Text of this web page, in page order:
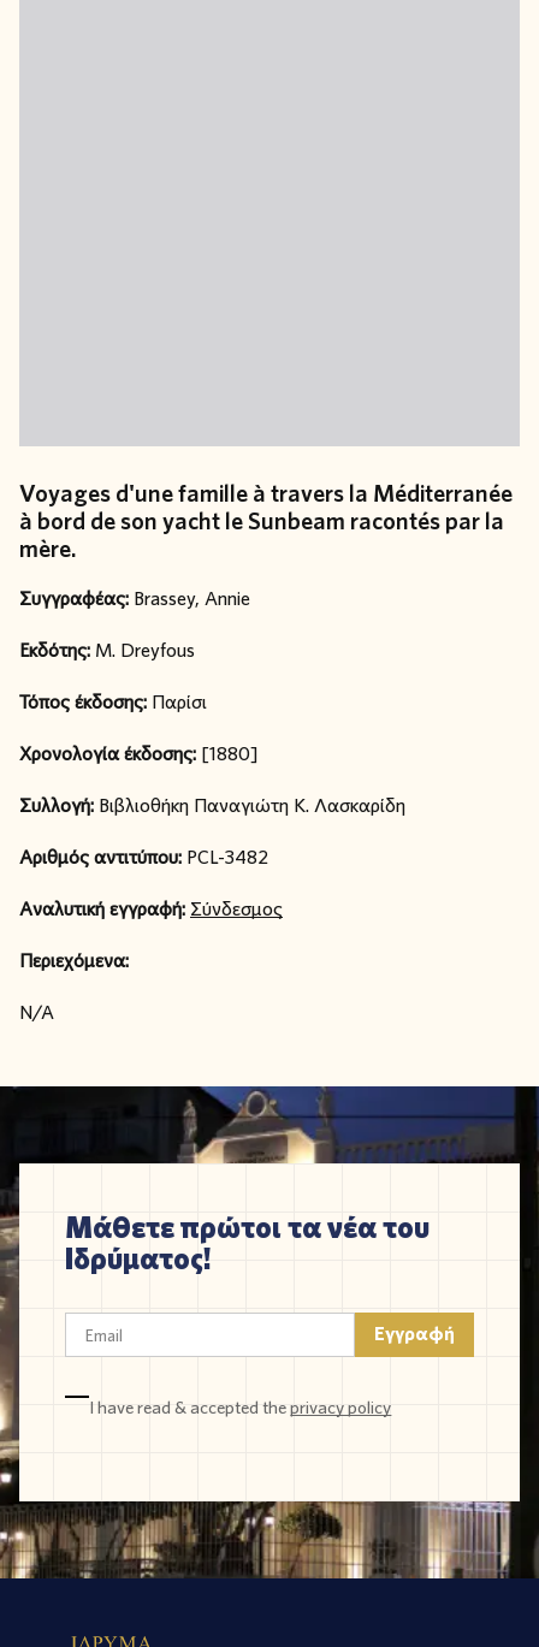
Voyages d'une famille à travers la Méditerranée
à bord de son yacht le Sunbeam racontés par la
mère.
Συγγραφέας: Brassey, Annie
Εκδότης: M. Dreyfous
Τόπος έκδοσης: Παρίσι
Χρονολογία έκδοσης: [1880]
Συλλογή: Βιβλιοθήκη Παναγιώτη Κ. Λασκαρίδη
Αριθμός αντιτύπου: PCL-3482
Αναλυτική εγγραφή: Σύνδεσμος
Περιεχόμενα:
N/A
Μάθετε πρώτοι τα νέα του
Ιδρύματος!
I have read & accepted theprivacy policy